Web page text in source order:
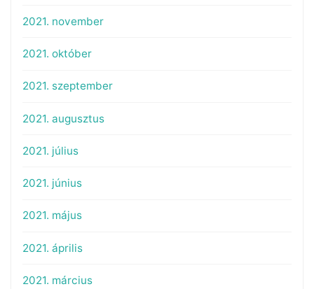
2021. november
2021. október
2021. szeptember
2021. augusztus
2021. július
2021. június
2021. május
2021. április
2021. március